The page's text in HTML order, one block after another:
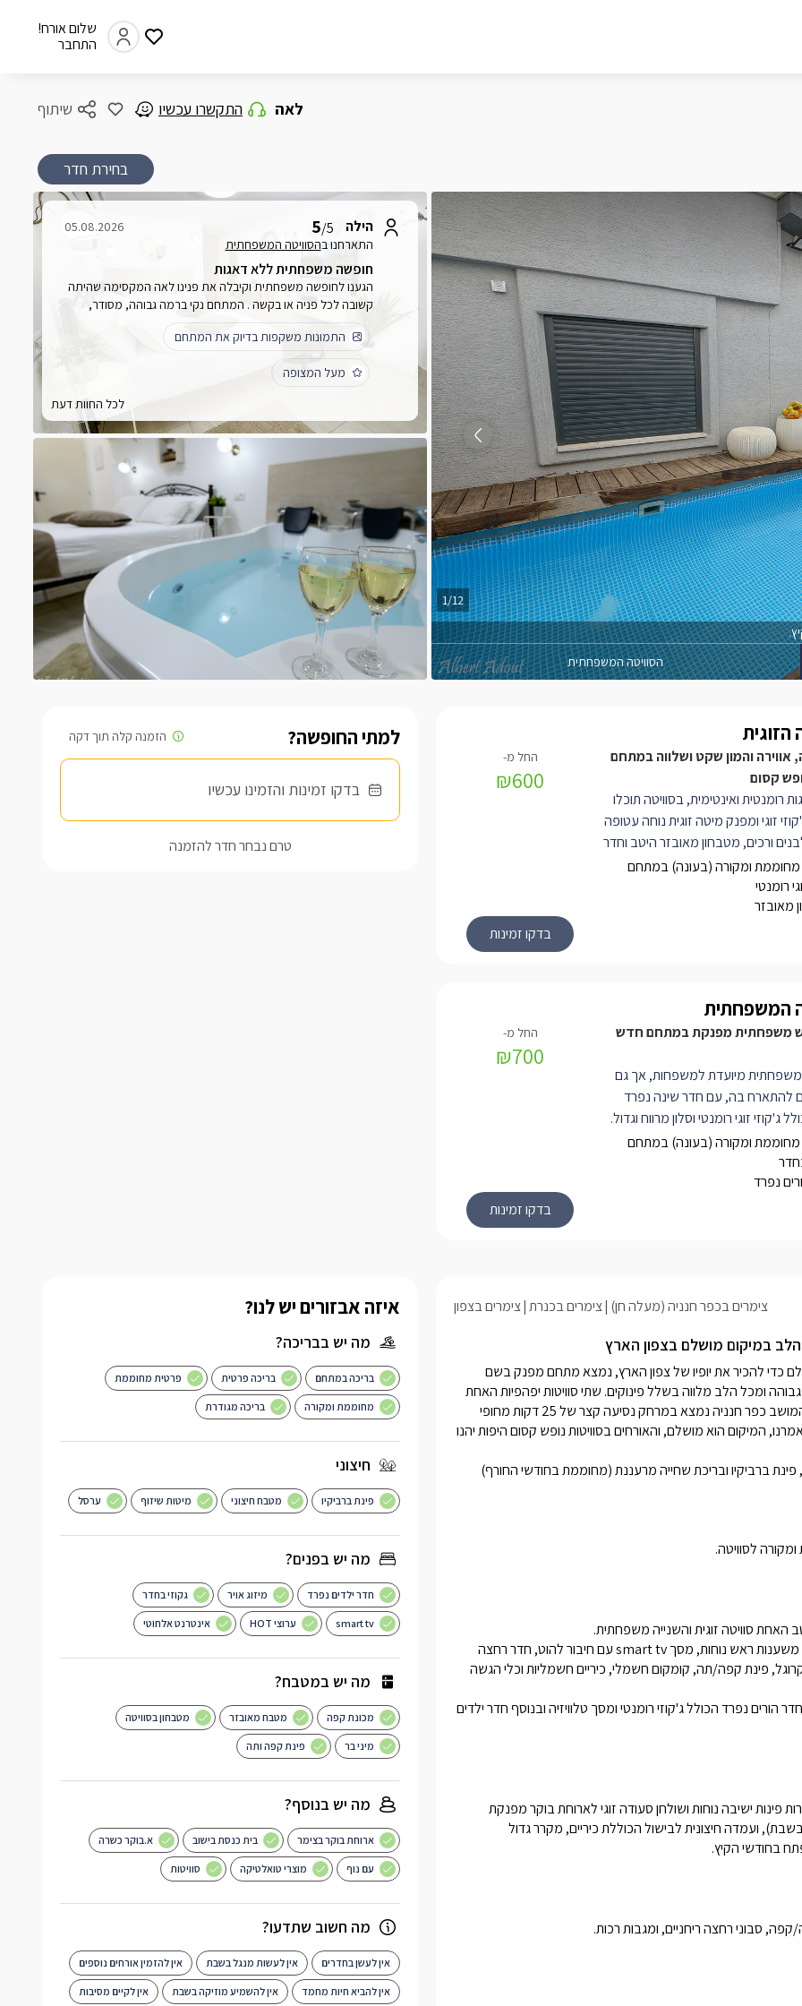
שלום אורח!
התחבר
שיתוף לאה התקשרו עכשיו
בחירת חדר
1/12
הסוויטה המשפחתית
הילה 5/5
התארחנו בהסוויטה המשפחתית
05.08.2026
חופשה משפחתית ללא דאגות
הגענו לחופשה משפחתית וקיבלה את פנינו לאה המקסימה שהיתה
קשובה לכל פניה או בקשה . המתחם נקי ברמה גבוהה, מסודר,
מאובזר וכולל מקרר בצימר ומחוצה לו בפינת המנגל. קיימים גם כיריים
בפינת המנגל שניתן לבשל בהם. מזגנים בכל החדרים, ג'קוזי בחדר,
בריכה מקורה עם פינת ישיבה וכל המתחם נקי ומצוחצח. המיקום של
כפר חנניה קרוב יחסית לראש פינה /כרמיאל/רמת הגולן. ממליצה
התמונות משקפות בדיוק את המתחם
מעל המצופה
לכל החוות דעת
למתי החופשה?
בדקו זמינות והזמינו עכשיו
טרם נבחר חדר להזמנה
הזוגית
אווירה והמון שקט ושלווה במתחם
קסום
רומנטית ואינטימית, בסוויטה תוכלו
זוגי ומפנק מיטה זוגית נוחה עטופה
ורכים, מטבחון מאובזר היטב וחדר
ממיטה זוגית אורטופדית נוחה לצידה
גן משותפת עם פינות ישיבה, נדנדה,
בריכת שחייה נעימה.
מחוממת ומקורה (בעונה) במתחם
רומנטי
מאובזר
₪600
המשפחתית
משפחתית מפנקת במתחם חדש
מיועדת למשפחות, אך גם
להתארח בה, עם חדר שינה נפרד
ג'קוזי זוגי רומנטי וסלון מרווח וגדול.
לחלל מרכזי גדול ומרווח ובו פינת
ושתי כורסאות ישיבה, , עוד בחלל
סעודה, ובר ישיבה זוגי, מעל מזנון
כיריים.
בריכת שחייה נעימה.
מחוממת ומקורה (בעונה) במתחם
נפרד
₪700
צימרים בכפר חנניה (מעלה חן) צימרים בכנרת צימרים בצפון
במיקום מושלם בצפון הארץ
לסוויטה.
בחודשי הקיץ.
איזה אבזורים יש לנו?
מה יש בבריכה?
בריכה במתחם בריכה פרטית פרטית מחוממת
מחוממת ומקורה בריכה מגודרת
חיצוני
פינת ברביקיו מטבח חיצוני מיטות שיזוף ערסל
מה יש בפנים?
חדר ילדים נפרד מיזוג אויר גקוזי בחדר
smart tv ערוצי HOT אינטרנט אלחוטי
מה יש במטבח?
מכונת קפה מטבח מאובזר מטבחון בסוויטה
מיני בר פינת קפה ותה
מה יש בנוסף?
ארוחת בוקר בצימר בית כנסת בישוב א.בוקר כשרה
עם נוף מוצרי טואלטיקה סוויטות
מה חשוב שתדעו?
אין לעשן בחדרים אין לעשות מנגל בשבת אין להזמין אורחים נוספים
אין להביא חיות מחמד אין להשמיע מוזיקה בשבת אין לקיים מסיבות